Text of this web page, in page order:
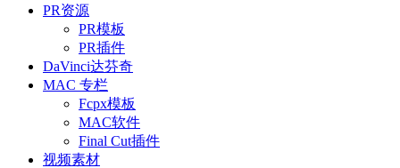
PR资源
PR模板
PR插件
DaVinci达芬奇
MAC 专栏
Fcpx模板
MAC软件
Final Cut插件
视频素材